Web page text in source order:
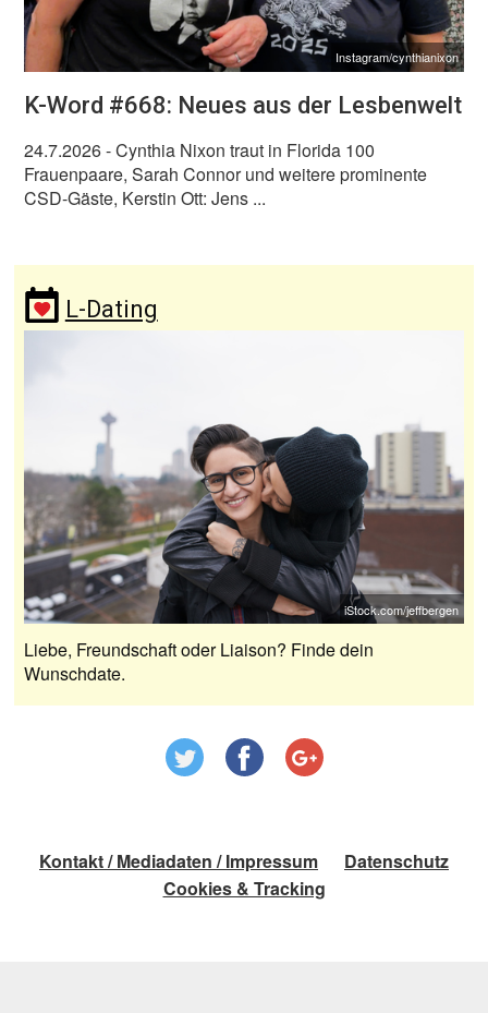
Instagram/cynthianixon
K-Word #668: Neues aus der Lesbenwelt
24.7.2026- Cynthia Nixon traut in Florida 100
Frauenpaare, Sarah Connor und weitere prominente
CSD-Gäste, Kerstin Ott: Jens ...
L-Dating
iStock.com/jeffbergen
Liebe, Freundschaft oder Liaison? Finde dein
Wunschdate.
Kontakt / Mediadaten / Impressum
Datenschutz
Cookies & Tracking